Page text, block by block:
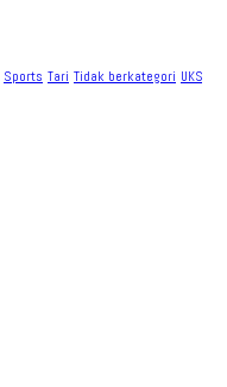
Sports Tari Tidak berkategori UKS